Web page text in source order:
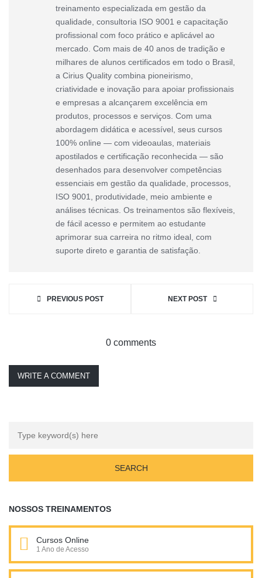
treinamento especializada em gestão da
qualidade, consultoria ISO 9001 e capacitação
profissional com foco prático e aplicável ao
mercado. Com mais de 40 anos de tradição e
milhares de alunos certificados em todo o Brasil,
a Cirius Quality combina pioneirismo,
criatividade e inovação para apoiar profissionais
e empresas a alcançarem excelência em
produtos, processos e serviços. Com uma
abordagem didática e acessível, seus cursos
100% online — com videoaulas, materiais
apostilados e certificação reconhecida — são
desenhados para desenvolver competências
essenciais em gestão da qualidade, processos,
ISO 9001, produtividade, meio ambiente e
análises técnicas. Os treinamentos são flexíveis,
de fácil acesso e permitem ao estudante
aprimorar sua carreira no ritmo ideal, com
suporte direto e garantia de satisfação.
PREVIOUS POST NEXT POST
0 comments
WRITE A COMMENT
NOSSOS TREINAMENTOS
Cursos Online
1 Ano de Acesso